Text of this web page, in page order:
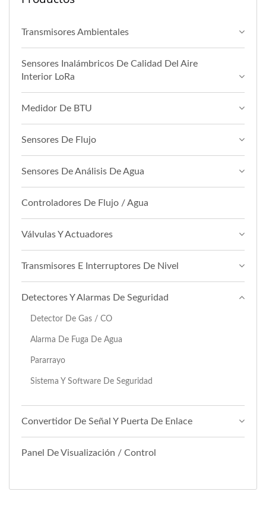
Transmisores Ambientales
Sensores Inalámbricos De Calidad Del Aire
Interior LoRa
Medidor De BTU
Sensores De Flujo
Sensores De Análisis De Agua
Controladores De Flujo / Agua
Válvulas Y Actuadores
Transmisores E Interruptores De Nivel
Detectores Y Alarmas De Seguridad
Detector De Gas / CO
Alarma De Fuga De Agua
Pararrayo
Sistema Y Software De Seguridad
Convertidor De Señal Y Puerta De Enlace
Panel De Visualización / Control